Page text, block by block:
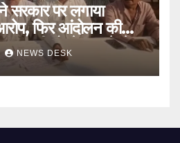
सरकार पर लगाया
फिर आंदोलन की
पड़ी तो जेल जाने से
NEWS DESK